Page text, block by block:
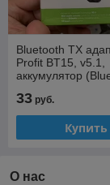
Bluetooth TX
Profit BT15, v5.1,
аккумулятор
передатчик для
телевизора)
33 руб.
Купить
О нас